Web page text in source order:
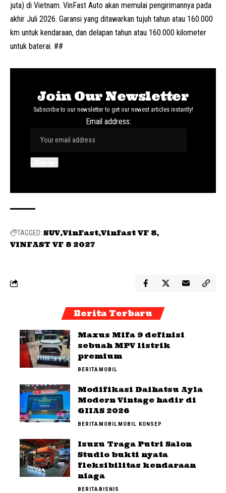
juta) di Vietnam. VinFast Auto akan memulai pengirimannya pada
akhir Juli 2026. Garansi yang ditawarkan tujuh tahun atau 160.000
km untuk kendaraan, dan delapan tahun atau 160.000 kilometer
untuk baterai. ##
Join Our Newsletter
Subscribe to our newsletter to get our newest articles instantly!
Email address:
TAGGED: SUV VinFast Vinfast VF 8
VINFAST VF 8 2027
Berita Terbaru
Maxus Mifa 9 definisi
sebuah MPV listrik
premium
BERITAMOBIL
Modifikasi Daihatsu Ayla
Modern Vintage hadir di
GIIAS 2026
BERITAMOBILMOBIL KONSEP
Isuzu Traga Putri Salon
Studio bukti nyata
fleksibilitas kendaraan
niaga
BERITABISNIS